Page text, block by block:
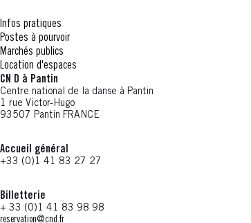
Infos pratiques
Postes à pourvoir
Marchés publics
Location d'espaces
CN D à Pantin
Centre national de la danse à Pantin
1 rue Victor-Hugo
93507 Pantin FRANCE
Accueil général
+33 (0)1 41 83 27 27
Billetterie
+ 33 (0)1 41 83 98 98
reservation@cnd.fr